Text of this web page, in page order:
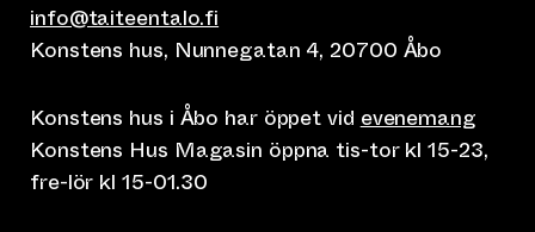
info@taiteentalo.fi
Konstens hus, Nunnegatan 4, 20700 Åbo
Konstens hus i Åbo har öppet vid evenemang
Konstens Hus Magasin öppna tis-tor kl 15-23,
fre-lör kl 15-01.30